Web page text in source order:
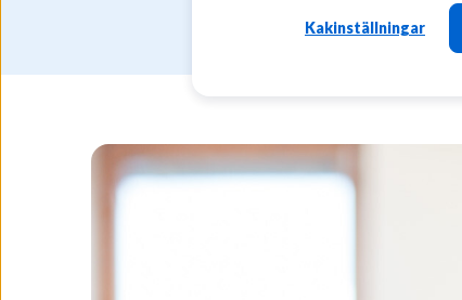
Kakinställningar